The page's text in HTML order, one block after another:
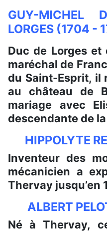
GUY-MICHEL
LORGES (1704 -
Duc de Lorges et
maréchal de
du Saint-Esprit, il
au château de
mariage avec
descendante de
HIPPOLYTE
Inventeur des
mécanicien a
Thervay jusqu’en
ALBERT
Né à Thervay,